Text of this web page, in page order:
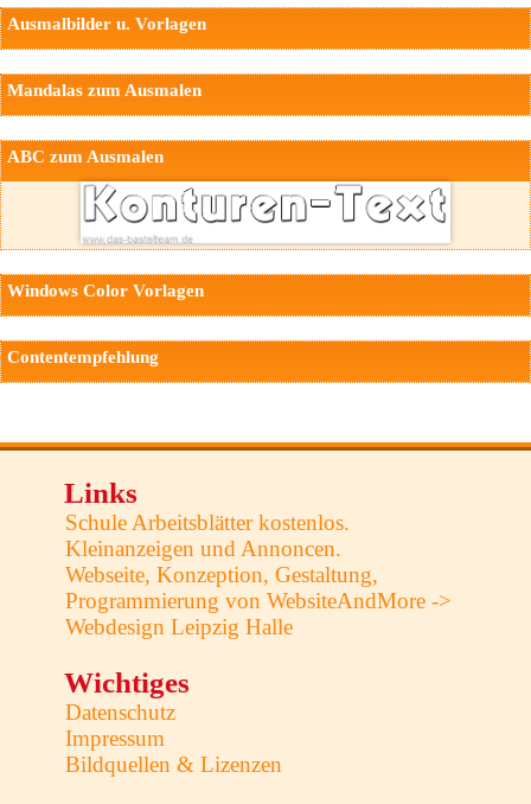
Ausmalbilder u. Vorlagen
Mandalas zum Ausmalen
ABC zum Ausmalen
Windows Color Vorlagen
Contentempfehlung
Links
Schule Arbeitsblätter kostenlos.
Kleinanzeigen und Annoncen.
Webseite, Konzeption, Gestaltung,
Programmierung von WebsiteAndMore ->
Webdesign Leipzig Halle
Wichtiges
Datenschutz
Impressum
Bildquellen & Lizenzen